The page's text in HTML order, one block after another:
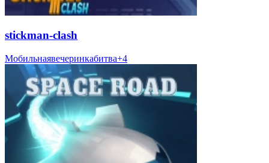
stickman-clash
Мобильнаявечеринкабитва+4